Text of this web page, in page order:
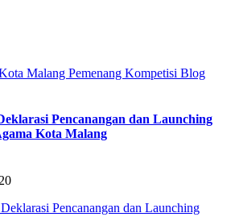
Pencanangan dan Launching
Kota Malang